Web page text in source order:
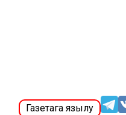
Газетага язылу